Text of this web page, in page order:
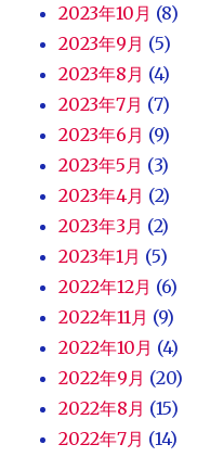
2023年10月 (8)
2023年9月 (5)
2023年8月 (4)
2023年7月 (7)
2023年6月 (9)
2023年5月 (3)
2023年4月 (2)
2023年3月 (2)
2023年1月 (5)
2022年12月 (6)
2022年11月 (9)
2022年10月 (4)
2022年9月 (20)
2022年8月 (15)
2022年7月 (14)